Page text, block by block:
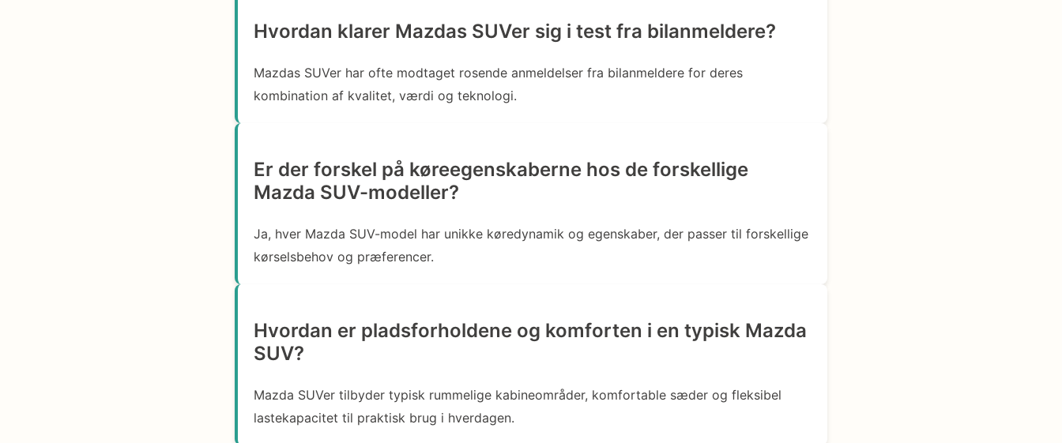
Hvordan klarer Mazdas SUVer sig i test fra bilanmeldere?
Mazdas SUVer har ofte modtaget rosende anmeldelser fra bilanmeldere for deres
kombination af kvalitet, værdi og teknologi.
Er der forskel på køreegenskaberne hos de forskellige
Mazda SUV-modeller?
Ja, hver Mazda SUV-model har unikke køredynamik og egenskaber, der passer til forskellige
kørselsbehov og præferencer.
Hvordan er pladsforholdene og komforten i en typisk Mazda
SUV?
Mazda SUVer tilbyder typisk rummelige kabineområder, komfortable sæder og fleksibel
lastekapacitet til praktisk brug i hverdagen.